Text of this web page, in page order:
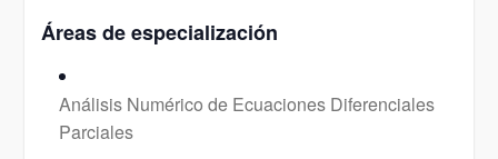
Áreas de especialización
Análisis Numérico de Ecuaciones Diferenciales
Parciales